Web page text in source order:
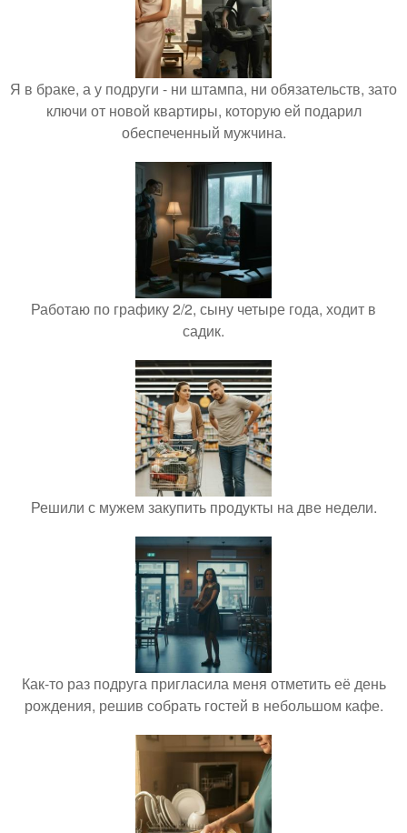
Я в браке, а у подруги - ни штампа, ни обязательств, зато
ключи от новой квартиры, которую ей подарил
обеспеченный мужчина.
Работаю по графику 2/2, сыну четыре года, ходит в
садик.
Решили с мужем закупить продукты на две недели.
Как-то раз подруга пригласила меня отметить её день
рождения, решив собрать гостей в небольшом кафе.